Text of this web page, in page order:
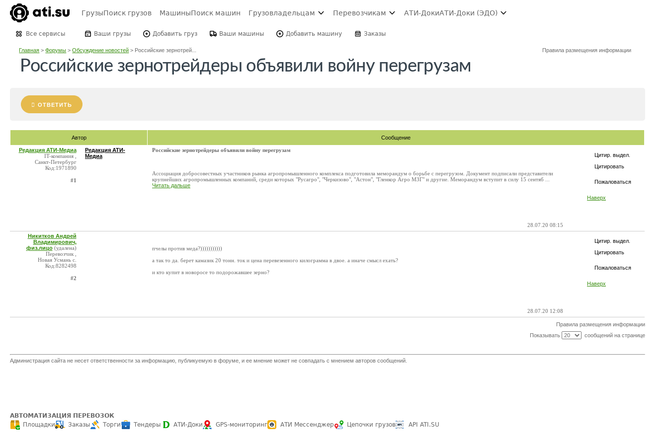
ГрузыПоиск грузов МашиныПоиск машин Грузовладельцам Перевозчикам АТИ-ДокиАТИ-Доки (ЭДО)
Все сервисы Ваши грузы Добавить груз Ваши машины Добавить машину Заказы
Главная >Форумы >Обсуждение новостей > Российские зернотрей... Правила размещения информации
Российские зернотрейдеры объявили войну перегрузам
ОТВЕТИТЬ
Автор Сообщение
Цитир. выдел.
Цитировать
Пожаловаться
Наверх
Редакция АТИ-Медиа
IT-компания ,
Санкт-Петербург
Код:1971890
#1
Редакция АТИ-
Медиа
Российские зернотрейдеры объявили войну перегрузам
Ассоциация добросовестных участников рынка агропромышленного комплекса подготовила меморандум о борьбе с перегрузом. Документ подписали представители
крупнейших агропромышленных компаний, среди которых "Русагро", "Черкизово", "Астон", "Гленкор Агро МЗГ" и другие. Меморандум вступит в силу 15 сентяб ...
Читать дальше
28.07.20 08:15
Цитир. выдел.
Цитировать
Пожаловаться
Наверх
Никитков Андрей
Владимирович,
физ.лицо (удалена)
Перевозчик ,
Новая Усмань с.
Код:8282498
#2
пчелы против меда?)))))))))))
а так то да. берет камазик 20 тонн. ток и цена перевезенного килограмма в двое. а иначе смысл ехать?
и кто купит в новоросе то подорожавшее зерно?
28.07.20 12:08
Правила размещения информации
Показывать
сообщений на странице
Администрация сайта не несет ответственности за информацию, публикуемую в форуме, и ее мнение может не совпадать с мнением авторов сообщений.
АВТОМАТИЗАЦИЯ ПЕРЕВОЗОК
Площадки
Заказы Торги Тендеры АТИ-Доки GPS-мониторинг АТИ Мессенджер Цепочки грузов API ATI.SU